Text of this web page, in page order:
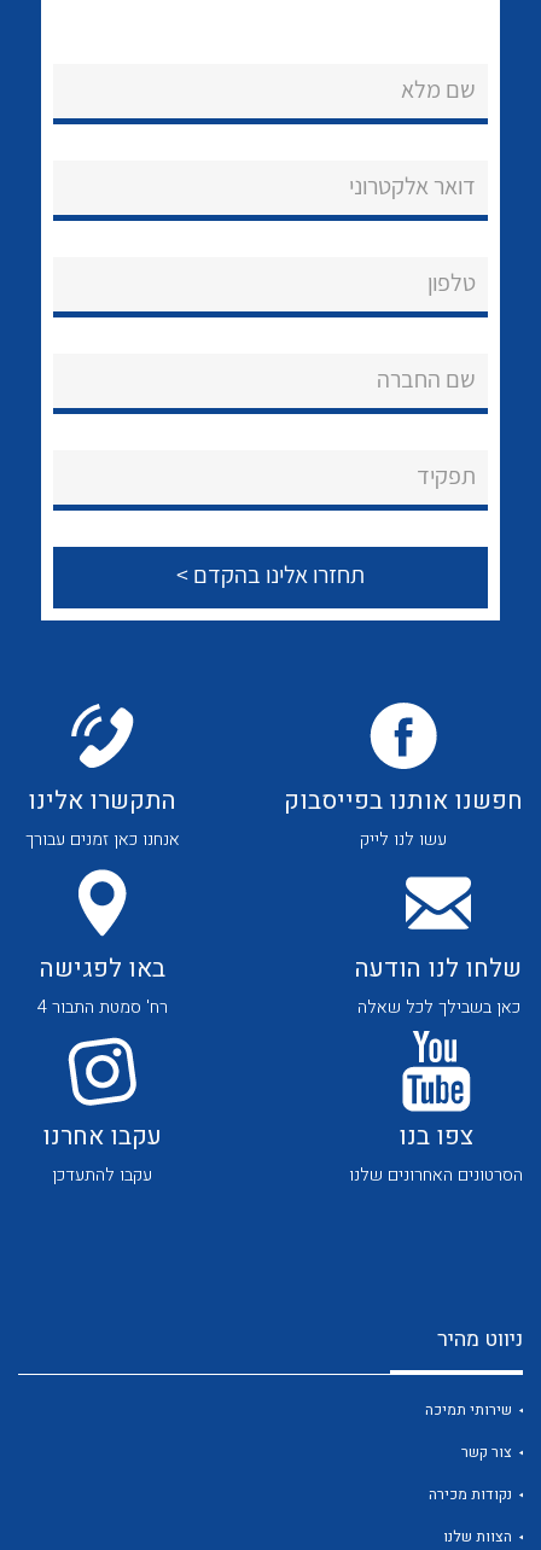
נקודות מכירה
About Ateka Ltd.
צור קשר
לכל מוצרי היצרן
לכל מוצרי היצרן לכל מוצרי היצרן
לכל מוצרי היצרן לכל מוצרי היצרן
לכל מוצרי היצרן לכל מוצרי היצרן
לכל מוצרי היצרן
שם מלא
דואר אלקטרוני
טלפון
שם החברה
תפקיד
חפשנו אותנו בפייסבוק
עשו לנו לייק
התקשרו אלינו
אנחנו כאן זמנים עבורך
שלחו לנו הודעה
כאן בשבילך לכל שאלה
באו לפגישה
רח' סמטת התבור 4
צפו בנו
הסרטונים האחרונים שלנו
עקבו אחרנו
עקבו להתעדכן
ניווט מהיר
שירותי תמיכה
צור קשר
נקודות מכירה
הצוות שלנו